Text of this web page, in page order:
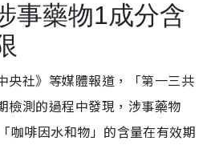
事藥物1成分含
央社》等媒體報道，「第一三共
檢測的過程中發現，涉事藥物
咖啡因水和物」的含量在有效期